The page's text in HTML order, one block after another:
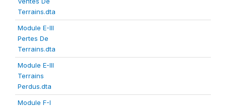
Terrains.dta
Module E-III
Pertes De
Terrains.dta
Module E-III
Terrains
Perdus.dta
Module F-I